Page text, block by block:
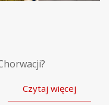
Czytaj więcej